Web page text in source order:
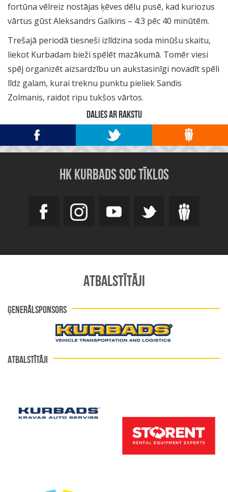
fortūna vēlreiz nostājas ķēves dēlu pusē, kad kuriozus
vārtus gūst Aleksandrs Galkins – 4:3 pēc 40 minūtēm.
Trešajā periodā tiesneši izlīdzina soda minūšu skaitu,
liekot Kurbadam bieži spēlēt mazākumā. Tomēr viesi
spēj organizēt aizsardzību un aukstasinīgi novadīt spēli
līdz galam, kurai treknu punktu pieliek Sandis
Zolmanis, raidot ripu tukšos vārtos.
DALIES AR RAKSTU
HK KURBADS SOC TĪKLOS
ATBALSTĪTĀJI
ĢENERĀLSPONSORS
ATBALSTĪTĀJI